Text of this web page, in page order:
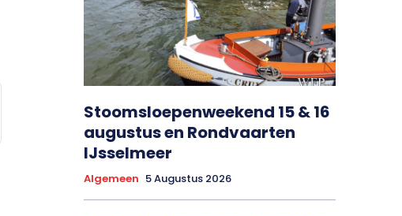
Stoomsloepenweekend 15 & 16
augustus en Rondvaarten
IJsselmeer
Algemeen 5 Augustus 2026